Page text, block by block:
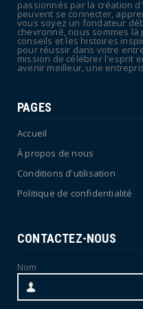
en
passionnés par la création
peuvent se connecter,
vous soyez un fondateur
chevronné, nous sommes
conseils et les histoires
pour réussir dans votre
mission de célébrer l'esprit
avenir meilleur, une
PAGES
Accueil
À propos de nous
Conditions d'utilisation
Politique de confidentialité
CONTACTEZ-NOUS
Nom